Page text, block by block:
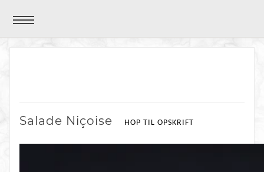
Salade Niçoise HOP TIL OPSKRIFT